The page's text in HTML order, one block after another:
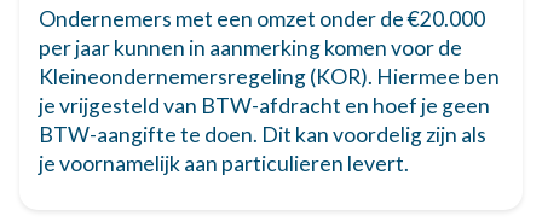
Overige diensten (21%)
21%
Alle andere diensten die niet onder het
verlaagde tarief of vrijstelling vallen.
DIENSTEN – VERLAAGD TARIEF
Ondernemers met een omzet onder de €20.000
per jaar kunnen in aanmerking komen voor de
Kleineondernemersregeling (KOR). Hiermee ben
je vrijgesteld van BTW-afdracht en hoef je geen
BTW-aangifte te doen. Dit kan voordelig zijn als
je voornamelijk aan particulieren levert.